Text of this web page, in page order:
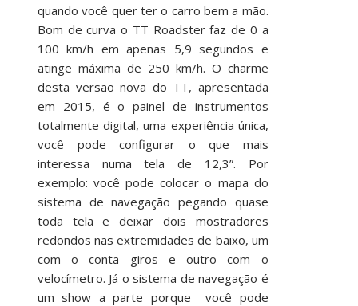
quando você quer ter o carro bem a mão.
Bom de curva o TT Roadster faz de 0 a
100 km/h em apenas 5,9 segundos e
atinge máxima de 250 km/h. O charme
desta versão nova do TT, apresentada
em 2015, é o painel de instrumentos
totalmente digital, uma experiência única,
você pode configurar o que mais
interessa numa tela de 12,3”. Por
exemplo: você pode colocar o mapa do
sistema de navegação pegando quase
toda tela e deixar dois mostradores
redondos nas extremidades de baixo, um
com o conta giros e outro com o
velocímetro. Já o sistema de navegação é
um show a parte porque você pode